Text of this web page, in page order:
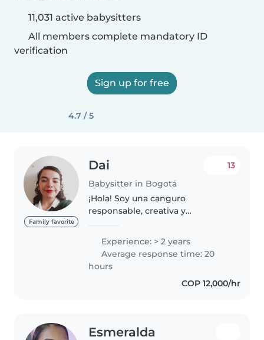
11,031 active babysitters
All members complete mandatory ID
verification
Sign up for free
4.7 / 5
Family favorite
Dai
Babysitter in Bogotá
13
¡Hola! Soy una canguro
responsable, creativa y
experiencia cuidando niños de
todas las edades. Tengo
experiencia con niños con
necesidades especiales,
Experience: > 2 years
Average response time: 20
hours
COP 12,000/hr
Esmeralda